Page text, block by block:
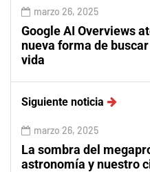
marzo 26, 2025
Google AI Overviews
nueva forma de
vida
Siguiente noticia
marzo 26, 2025
La sombra del
astronomía y nuestro